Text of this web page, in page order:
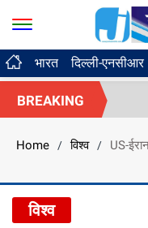
भारत दिल्ली-एनसीआर
BREAKING
Home / विश्व / US-
विश्व